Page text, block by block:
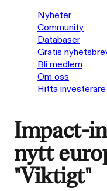
Nyheter
Community
Databaser
Gratis
Bli medlem
Om oss
Hitta investerare
Impact-
nytt
"Viktigt"